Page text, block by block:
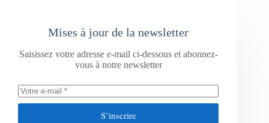
Mises à jour de la newsletter
Saisissez votre adresse e-mail ci-dessous et abonnez-
vous à notre newsletter
S’inscrire